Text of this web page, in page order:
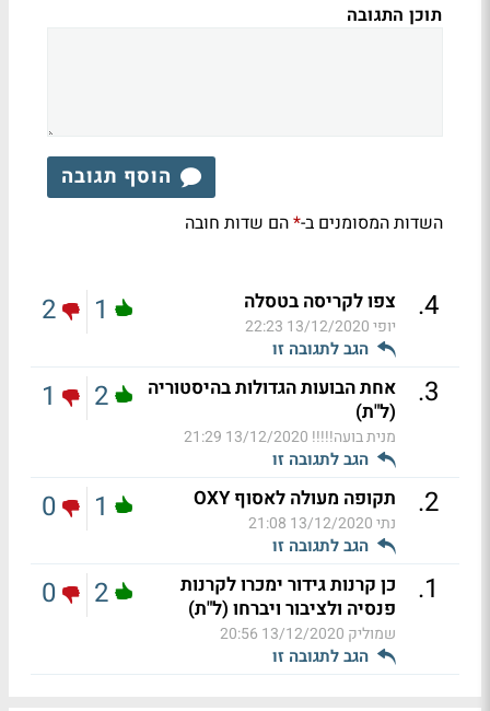
תוכן התגובה
הוסף תגובה
השדות המסומנים ב-*הם שדות חובה
4
. צפו לקריסה בטסלה
יופי13/12/2020 22:23
הגב לתגובה זו
1
2
3
.
אחת הבועות הגדולות בהיסטוריה
(ל"ת)
מנית בועה!!!!! 13/12/2020 21:29
הגב לתגובה זו
2
1
2
. תקופה מעולה לאסוף OXY
נתי13/12/2020 21:08
הגב לתגובה זו
1
0
1
.
כן קרנות גידור ימכרו לקרנות
פנסיה ולציבור ויברחו (ל"ת)
שמוליק 13/12/2020 20:56
הגב לתגובה זו
2
0